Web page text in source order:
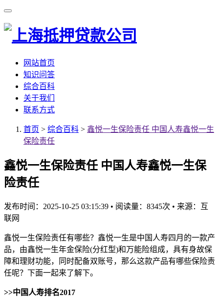
网站首页
知识问答
综合百科
关于我们
联系方式
首页 > 综合百科 > 鑫悦一生保险责任 中国人寿鑫悦一生
保险责任
鑫悦一生保险责任 中国人寿鑫悦一生保
险责任
发布时间：2025-10-25 03:15:39 • 阅读量：8345次 • 来源：互
联网
鑫悦一生保险责任有哪些？鑫悦一生是中国人寿四月的一款产
品，由鑫悦一生年金保险(分红型)和万能险组成，具有身故保
障和理财功能，同时配备双账号，那么这款产品有哪些保险责
任呢？下面一起来了解下。
>>中国人寿排名2017